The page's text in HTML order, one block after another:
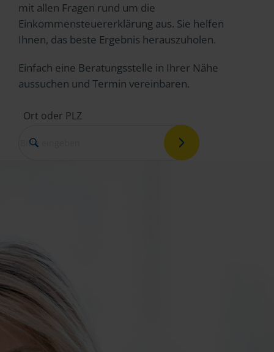
mit allen Fragen rund um die
Einkommensteuererklärung aus. Sie helfen
Ihnen, das beste Ergebnis herauszuholen.
Einfach eine Beratungsstelle in Ihrer Nähe
aussuchen und Termin vereinbaren.
Ort oder PLZ